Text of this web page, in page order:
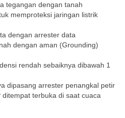
tegangan dengan tanah
memproteksi jaringan listrik
dengan arrester data
dengan aman (Grounding)
rendah sebaiknya dibawah 1
dipasang arrester penangkal petir
terbuka di saat cuaca